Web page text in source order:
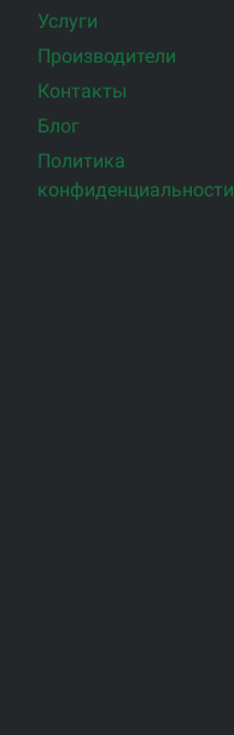
Услуги
Производители
Контакты
Блог
Политика
конфиденциальности